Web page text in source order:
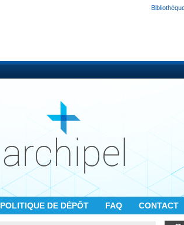
POLITIQUE DE DÉPÔT FAQ CONTACT